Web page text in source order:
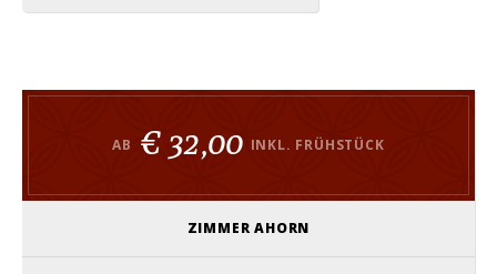
AB € 32,00 INKL. FRÜHSTÜCK
ZIMMER AHORN